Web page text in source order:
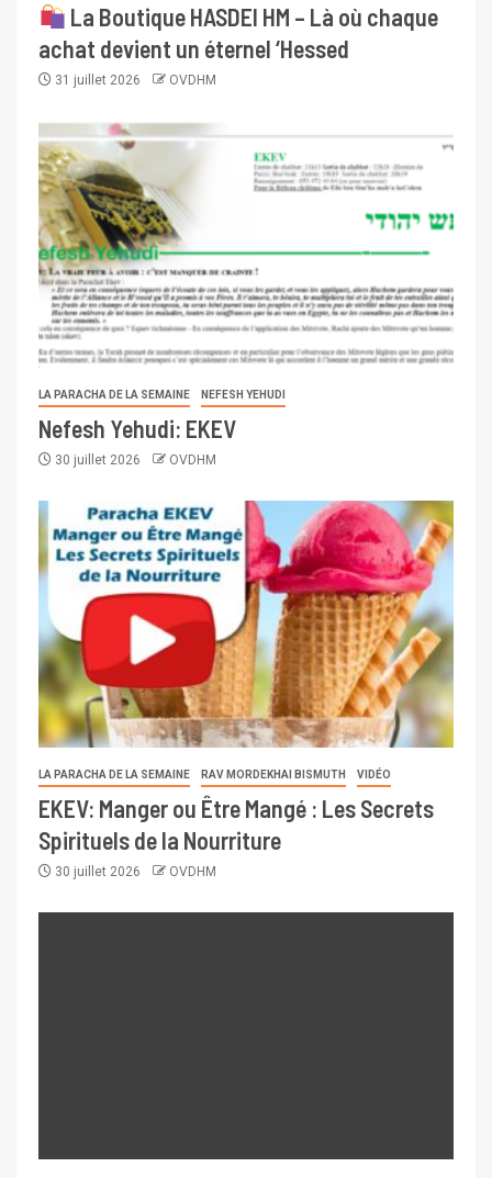
La Boutique HASDEI HM – Là où chaque
achat devient un éternel ‘Hessed
31 juillet 2026 OVDHM
LA PARACHA DE LA SEMAINE NEFESH YEHUDI
Nefesh Yehudi: EKEV
30 juillet 2026 OVDHM
LA PARACHA DE LA SEMAINE RAV MORDEKHAI BISMUTH VIDÉO
EKEV: Manger ou Être Mangé : Les Secrets
Spirituels de la Nourriture
30 juillet 2026 OVDHM